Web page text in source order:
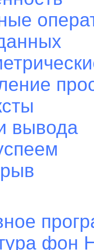
вывода
фон